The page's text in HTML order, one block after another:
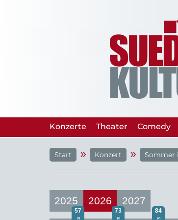
Konzerte Theater Comedy
Start » Konzert » Sommer
2025 2026 2027
57 73 84